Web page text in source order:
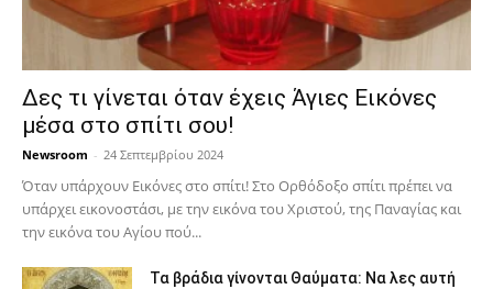
Δες τι γίνεται όταν έχεις Άγιες Εικόνες
μέσα στο σπίτι σου!
Newsroom - 24 Σεπτεμβρίου 2024
Όταν υπάρχουν Εικόνες στο σπίτι! Στο Ορθόδοξο σπίτι πρέπει να
υπάρχει εικονοστάσι, με την εικόνα του Χριστού, της Παν­αγίας και
την εικόνα του Αγίου πού...
Τα βράδια γίνονται Θαύματα: Να λες αυτή